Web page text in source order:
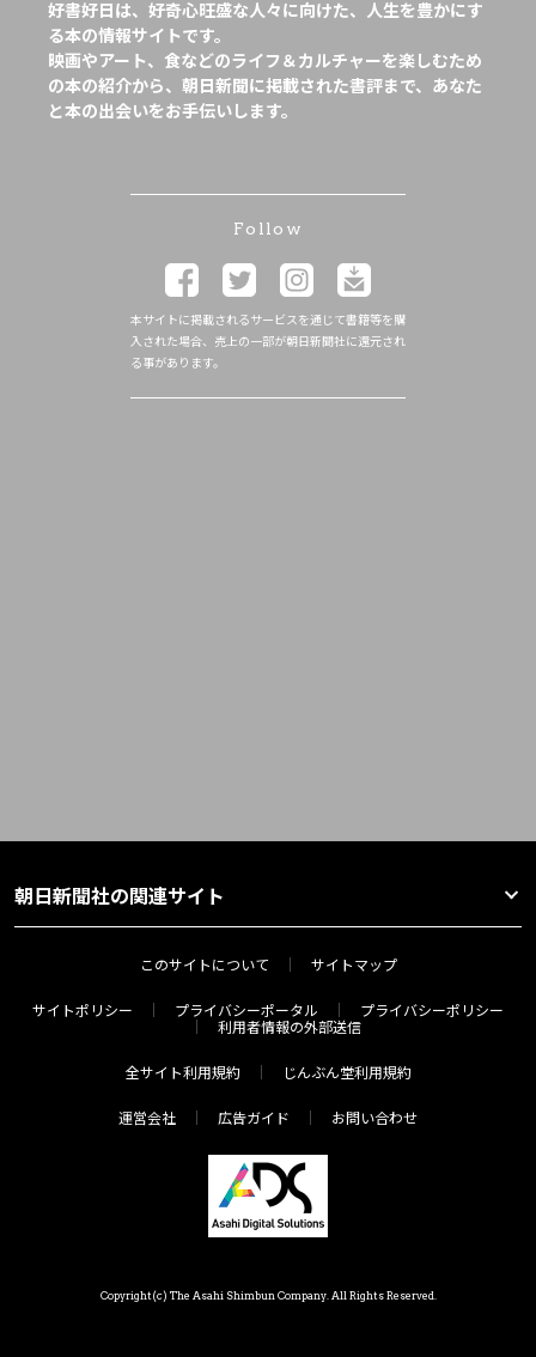
好書好日は、好奇心旺盛な人々に向けた、人生を豊かにす
る本の情報サイトです。
映画やアート、食などのライフ＆カルチャーを楽しむため
の本の紹介から、朝日新聞に掲載された書評まで、あなた
と本の出会いをお手伝いします。
Follow
本サイトに掲載されるサービスを通じて書籍等を購
入された場合、売上の一部が朝日新聞社に還元され
る事があります。
朝日新聞社の関連サイト
このサイトについて サイトマップ
サイトポリシー プライバシーポータル
プライバシーポリシー
利用者情報の外部送信
全サイト利用規約 じんぶん堂利用規約
運営会社 広告ガイド お問い合わせ
Copyright(c) The Asahi Shimbun Company. All Rights Reserved.